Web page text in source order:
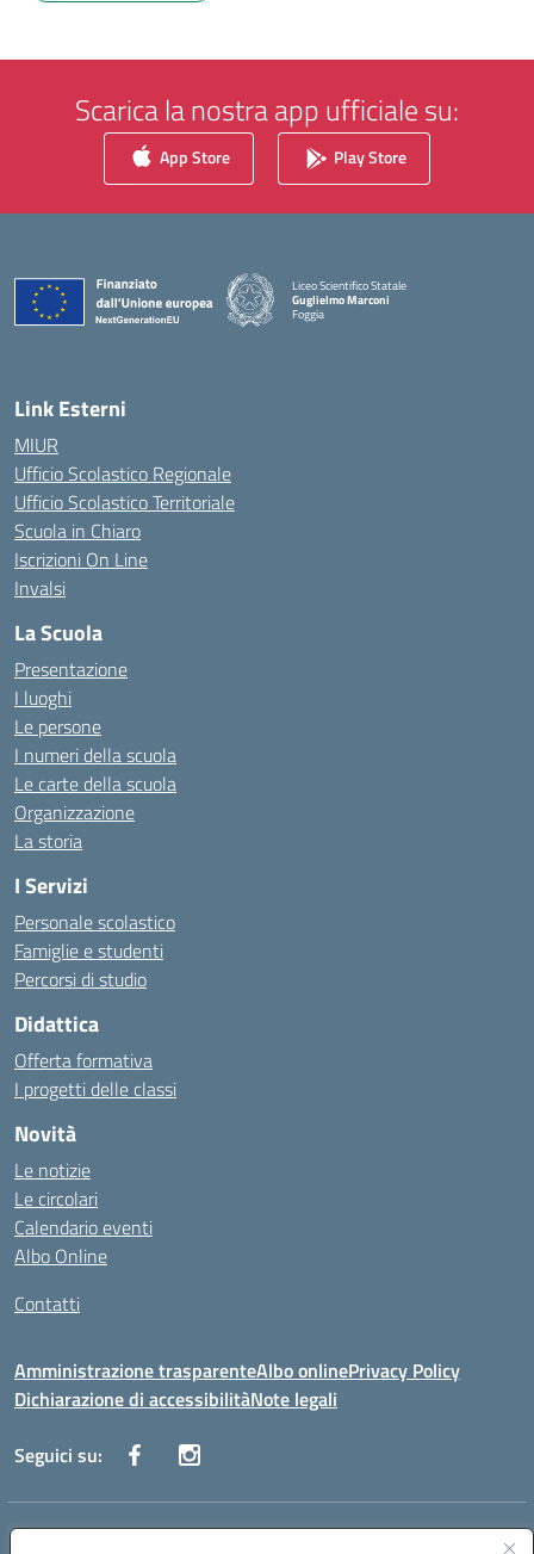
Scarica la nostra app ufficiale su:
App Store Play Store
Liceo Scientifico Statale
Guglielmo Marconi
Foggia
— Visita la pagina iniziale della scuola
Link Esterni
MIUR
Ufficio Scolastico Regionale
Ufficio Scolastico Territoriale
Scuola in Chiaro
Iscrizioni On Line
Invalsi
La Scuola
Presentazione
I luoghi
Le persone
I numeri della scuola
Le carte della scuola
Organizzazione
La storia
I Servizi
Personale scolastico
Famiglie e studenti
Percorsi di studio
Didattica
Offerta formativa
I progetti delle classi
Novità
Le notizie
Le circolari
Calendario eventi
Albo Online
Contatti
Amministrazione trasparenteAlbo onlinePrivacy Policy
Dichiarazione di accessibilitàNote legali
Seguici su:
Indirizzo: